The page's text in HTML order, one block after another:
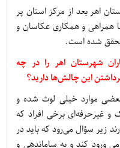
اهر بعد از مرکز استان پر
همراهی و همکاری عکاسان و
محقق شده است.
شهرستان اهر را در چه
این چالش‌ها دارید؟
موارد خیلی لوث شده و
و غیرحرفه‌ای برخی افراد که
زیر سؤال می‌رود که باید در
ورود کند و به ساماندهی و